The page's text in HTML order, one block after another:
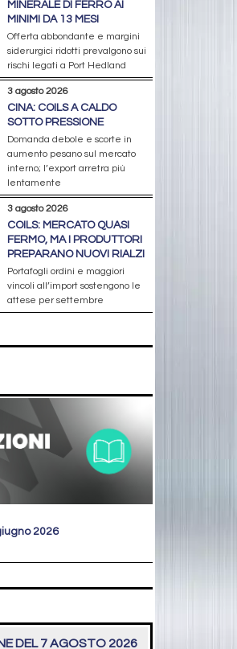
MINERALE DI FERRO AI
MINIMI DA 13 MESI
Offerta abbondante e margini
siderurgici ridotti prevalgono sui
rischi legati a Port Hedland
3 agosto 2026
CINA: COILS A CALDO
SOTTO PRESSIONE
Domanda debole e scorte in
aumento pesano sul mercato
interno; l’export arretra più
lentamente
3 agosto 2026
COILS: MERCATO QUASI
FERMO, MA I PRODUTTORI
PREPARANO NUOVI RIALZI
Portafogli ordini e maggiori
vincoli all’import sostengono le
attese per settembre
2026
DEL 7 AGOSTO 2026